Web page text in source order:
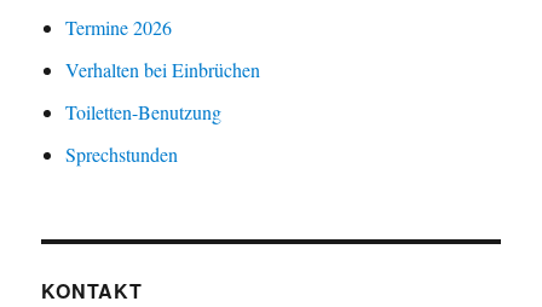
Termine 2026
Verhalten bei Einbrüchen
Toiletten-Benutzung
Sprechstunden
KONTAKT